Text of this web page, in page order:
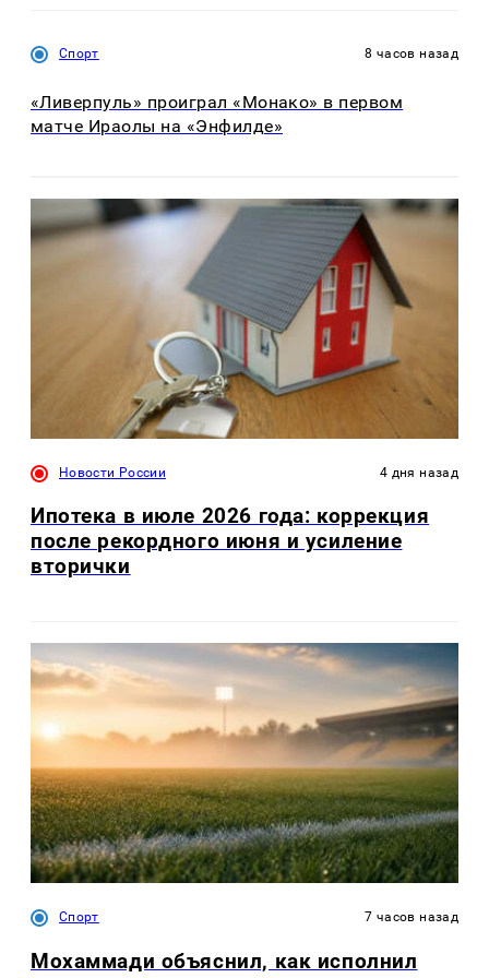
Спорт 8 часов назад
«Ливерпуль» проиграл «Монако» в первом
матче Ираолы на «Энфилде»
Новости России 4 дня назад
Ипотека в июле 2026 года: коррекция
после рекордного июня и усиление
вторички
Спорт 7 часов назад
Мохаммади объяснил, как исполнил